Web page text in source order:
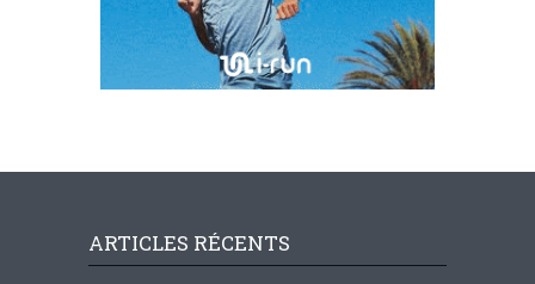
ARTICLES RÉCENTS